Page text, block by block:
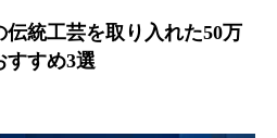
伝統工芸を取り入れた50万
すすめ3選